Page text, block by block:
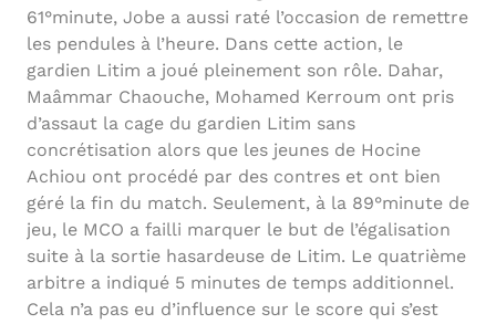
61°minute, Jobe a aussi raté l’occasion de remettre
les pendules à l’heure. Dans cette action, le
gardien Litim a joué pleinement son rôle. Dahar,
Maâmmar Chaouche, Mohamed Kerroum ont pris
d’assaut la cage du gardien Litim sans
concrétisation alors que les jeunes de Hocine
Achiou ont procédé par des contres et ont bien
géré la fin du match. Seulement, à la 89°minute de
jeu, le MCO a failli marquer le but de l’égalisation
suite à la sortie hasardeuse de Litim. Le quatrième
arbitre a indiqué 5 minutes de temps additionnel.
Cela n’a pas eu d’influence sur le score qui s’est